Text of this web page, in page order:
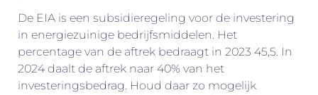
De EIA is een subsidieregeling voor de investering
in energiezuinige bedrijfsmiddelen. Het
percentage van de aftrek bedraagt in 2023 45,5. In
2024 daalt de aftrek naar 40% van het
investeringsbedrag. Houd daar zo mogelijk